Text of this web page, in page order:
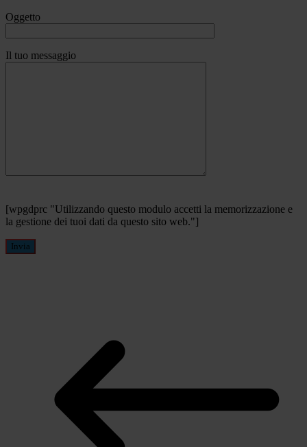
Oggetto
Il tuo messaggio
[wpgdprc "Utilizzando questo modulo accetti la memorizzazione e
la gestione dei tuoi dati da questo sito web."]